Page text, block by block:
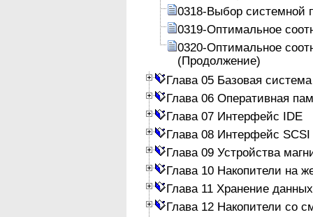
0318-Выбор системной
0319-Оптимальное
0320-Оптимальное
(Продолжение)
Глава 05 Базовая
Глава 06 Оперативная
Глава 07 Интерфейс IDE
Глава 08 Интерфейс SCSI
Глава 09 Устройства
Глава 10 Накопители на
Глава 11 Хранение
Глава 12 Накопители со